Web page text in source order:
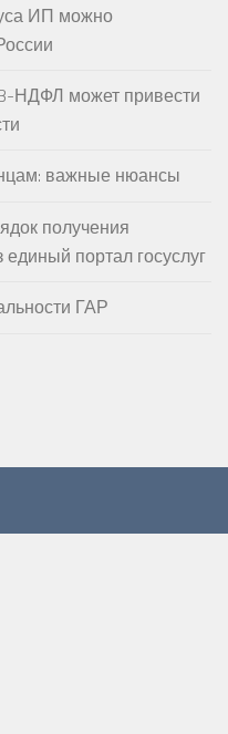
ИП можно
НДФЛ может привести
важные нюансы
получения
портал госуслуг
ГАР